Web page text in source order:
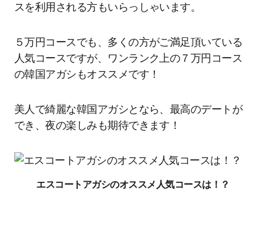
スを利用される方もいらっしゃいます。
５万円コースでも、多くの方がご満足頂いている
人気コースですが、ワンランク上の７万円コース
の韓国アガシもオススメです！
美人で綺麗な韓国アガシとなら、最高のデートが
でき、夜の楽しみも期待できます！
エスコートアガシのオススメ人気コースは！？